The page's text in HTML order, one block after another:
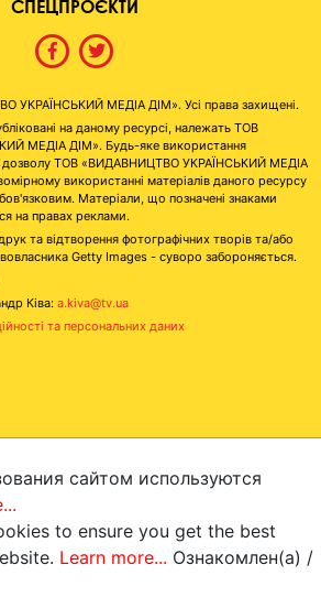
СПЕЦПРОЄКТИ
УКРАЇНСЬКИЙ МЕДІА ДІМ». Усі права захищені.
на даному ресурсі, належать ТОВ
МЕДІА ДІМ». Будь-яке використання
дозволу ТОВ «ВИДАВНИЦТВО УКРАЇНСЬКИЙ МЕДІА
використанні матеріалів даного ресурсу
Матеріали, що позначені знаками
на правах реклами.
та відтворення фотографічних творів та/або
Getty Images - суворо забороняється.
Ківа: a.kiva@tv.ua
та персональних даних
сайтом используются
to ensure you get the best
Learn more... Ознакомлен(а) /